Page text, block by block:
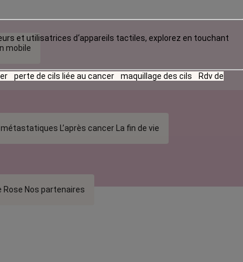
mobile
métastatiques L’après cancer La fin de vie
Rose Nos partenaires
et utilisatrices d‘appareils tactiles, explorez en touchant
perte de cils liée au cancer maquillage des cils
Rdv de